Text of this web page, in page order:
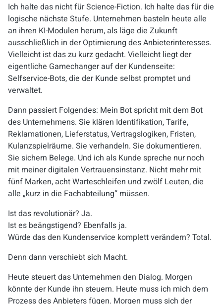
Ich halte das nicht für Science-Fiction. Ich halte das für die
logische nächste Stufe. Unternehmen basteln heute alle
an ihren KI-Modulen herum, als läge die Zukunft
ausschließlich in der Optimierung des Anbieterinteresses.
Vielleicht ist das zu kurz gedacht. Vielleicht liegt der
eigentliche Gamechanger auf der Kundenseite:
Selfservice-Bots, die der Kunde selbst promptet und
verwaltet.
Dann passiert Folgendes: Mein Bot spricht mit dem Bot
des Unternehmens. Sie klären Identifikation, Tarife,
Reklamationen, Lieferstatus, Vertragslogiken, Fristen,
Kulanzspielräume. Sie verhandeln. Sie dokumentieren.
Sie sichern Belege. Und ich als Kunde spreche nur noch
mit meiner digitalen Vertrauensinstanz. Nicht mehr mit
fünf Marken, acht Warteschleifen und zwölf Leuten, die
alle „kurz in die Fachabteilung“ müssen.
Ist das revolutionär? Ja.
Ist es beängstigend? Ebenfalls ja.
Würde das den Kundenservice komplett verändern? Total.
Denn dann verschiebt sich Macht.
Heute steuert das Unternehmen den Dialog. Morgen
könnte der Kunde ihn steuern. Heute muss ich mich dem
Prozess des Anbieters fügen. Morgen muss sich der